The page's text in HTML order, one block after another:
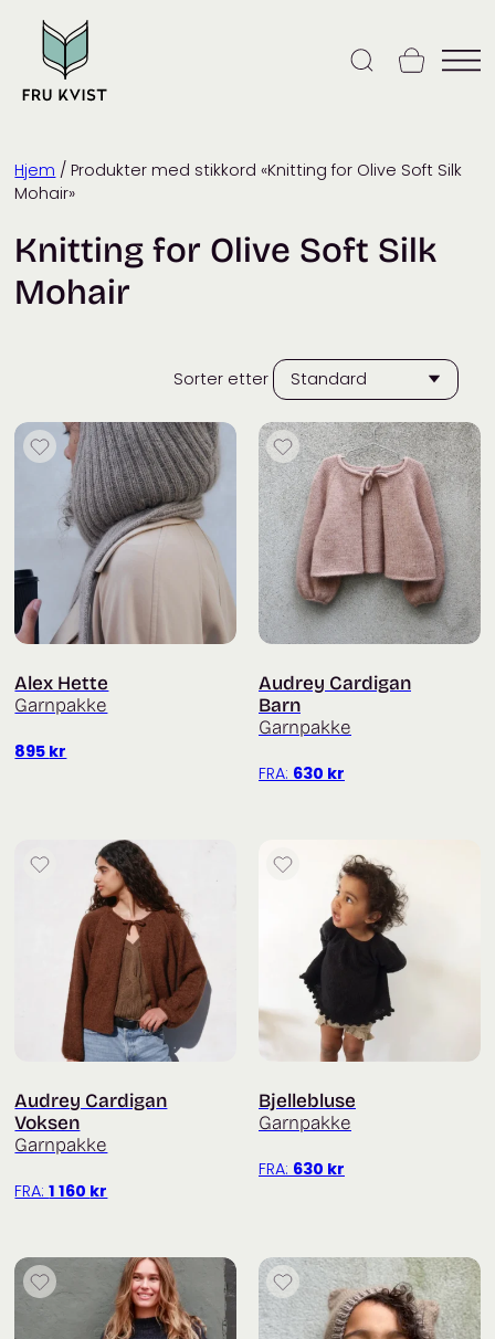
content
Hjem / Produkter med stikkord «Knitting for Olive Soft Silk
Mohair»
Knitting for Olive Soft Silk
Mohair
Sorter etter
Alex Hette
Garnpakke
895 kr
Audrey Cardigan
Barn
Garnpakke
FRA: 630 kr
Audrey Cardigan
Voksen
Garnpakke
FRA:1 160 kr
Bjellebluse
Garnpakke
FRA: 630 kr